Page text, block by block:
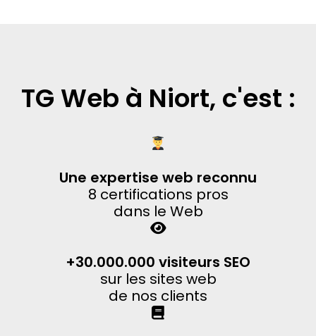
TG Web à Niort, c'est :
Une expertise web reconnu
8 certifications pros
dans le Web
+30.000.000 visiteurs SEO
sur les sites web
de nos clients